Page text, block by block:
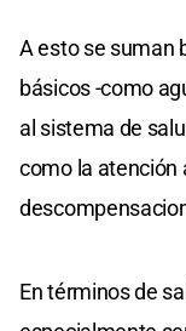
A esto se suman
básicos -como
al sistema de
como la atención
En términos de